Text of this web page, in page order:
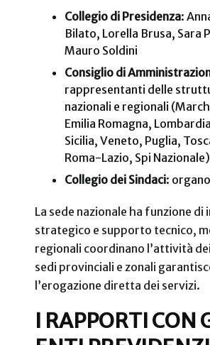
Collegio di Presidenza:
Bilato, Lorella Brusa, Sara
Mauro Soldini
Consiglio di
rappresentanti delle
nazionali e regionali
Emilia Romagna,
Sicilia, Veneto, Puglia,
Roma-Lazio, Spi Nazionale)
Collegio dei Sindaci:
La sede nazionale ha funzione di
strategico e supporto tecnico,
regionali coordinano l’attività
sedi provinciali e zonali
l’erogazione diretta dei servizi.
I RAPPORTI CON